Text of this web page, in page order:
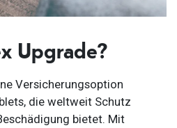
Upgrade?
Versicherungsoption
die weltweit Schutz
bietet. Mit